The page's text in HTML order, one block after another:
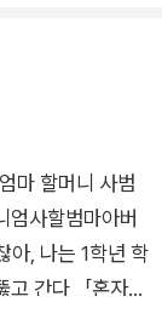
프』를 연재중이
화상> 수상 20
센터』 연재 202
만화상> <한국에
마 할머니 사범
엄사할범마아버